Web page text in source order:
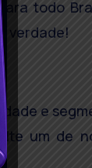
todo
verdade!
e
um de